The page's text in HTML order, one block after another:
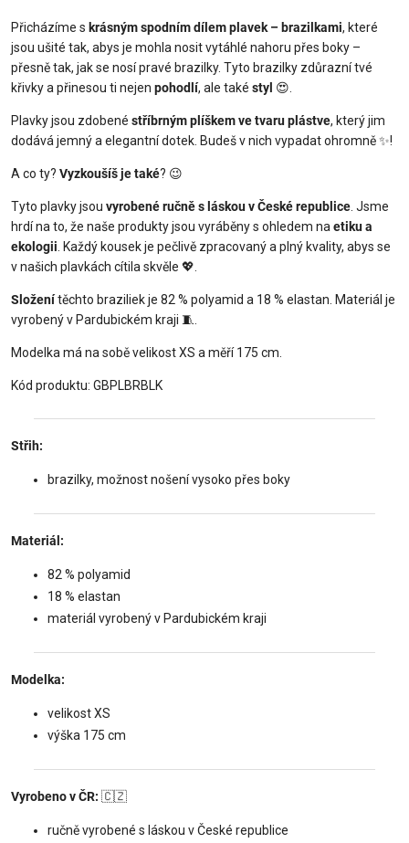
Přicházíme s krásným spodním dílem plavek – brazilkami, které
jsou ušité tak, abys je mohla nosit vytáhlé nahoru přes boky –
přesně tak, jak se nosí pravé brazilky. Tyto brazilky zdůrazní tvé
křivky a přinesou ti nejen pohodlí, ale také styl 😍.
Plavky jsou zdobené stříbrným plíškem ve tvaru plástve, který jim
dodává jemný a elegantní dotek. Budeš v nich vypadat ohromně ✨!
A co ty? Vyzkoušíš je také? 😉
Tyto plavky jsou vyrobené ručně s láskou v České republice . Jsme
hrdí na to, že naše produkty jsou vyráběny s ohledem na etiku a
ekologii . Každý kousek je pečlivě zpracovaný a plný kvality, abys se
v našich plavkách cítila skvěle 💖.
Složenítěchto braziliek je 82 % polyamid a 18 % elastan. Materiál je
vyrobený v Pardubickém kraji 🧵.
Modelka má na sobě velikost XS a měří 175 cm.
Kód produktu: GBPLBRBLK
Střih:
brazilky, možnost nošení vysoko přes boky
Materiál:
82 % polyamid
18 % elastan
materiál vyrobený v Pardubickém kraji
Modelka:
velikost XS
výška 175 cm
Vyrobeno v ČR: 🇨🇿
ručně vyrobené s láskou v České republice